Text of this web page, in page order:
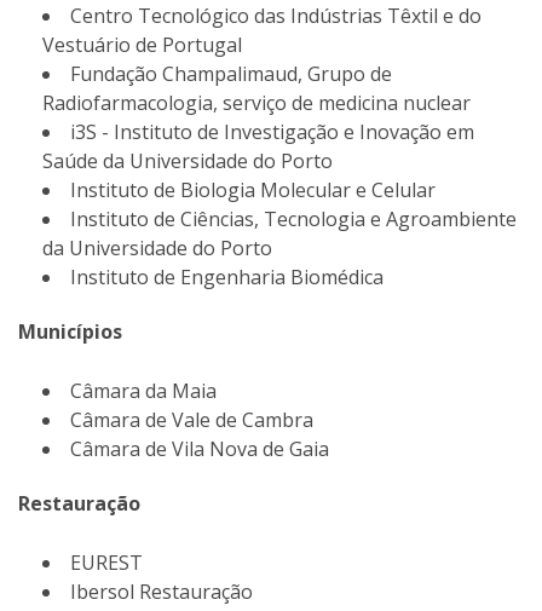
Centro Tecnológico das Indústrias Têxtil e do
Vestuário de Portugal
Fundação Champalimaud, Grupo de
Radiofarmacologia, serviço de medicina nuclear
i3S - Instituto de Investigação e Inovação em
Saúde da Universidade do Porto
Instituto de Biologia Molecular e Celular
Instituto de Ciências, Tecnologia e Agroambiente
da Universidade do Porto
Instituto de Engenharia Biomédica
Municípios
Câmara da Maia
Câmara de Vale de Cambra
Câmara de Vila Nova de Gaia
Restauração
EUREST
Ibersol Restauração